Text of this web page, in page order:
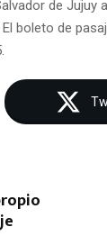
de Jujuy
El boleto de